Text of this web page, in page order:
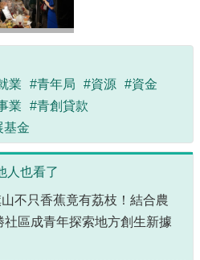
業 #青年局 #資源 #資金
業
#青創貸款
基金
人也看了
山不只香蕉竟有荔枝！結合農
社區成青年探索地方創生新據